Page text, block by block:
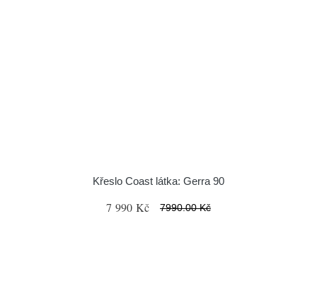
Křeslo Coast látka: Gerra 90
7 990 Kč 7990.00 Kč